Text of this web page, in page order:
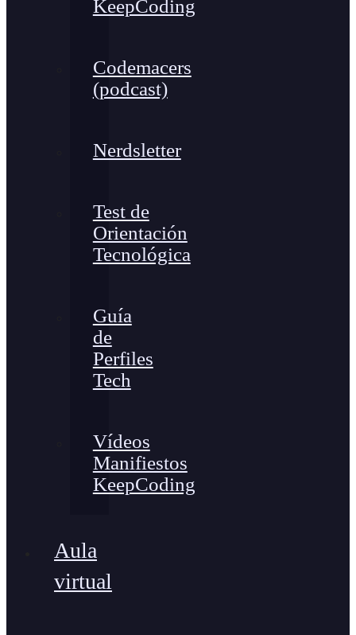
KeepCoding
Codemacers
(podcast)
Nerdsletter
Test de
Orientación
Tecnológica
Guía
de
Perfiles
Tech
Vídeos
Manifiestos
KeepCoding
Aula
virtual